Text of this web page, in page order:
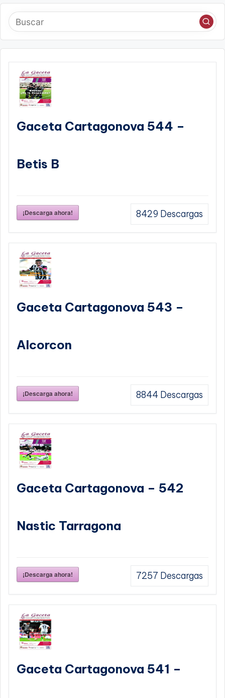
Gaceta Cartagonova 544 –
Betis B
¡Descarga ahora! 8429 Descargas
Gaceta Cartagonova 543 –
Alcorcon
¡Descarga ahora! 8844 Descargas
Gaceta Cartagonova – 542
Nastic Tarragona
¡Descarga ahora! 7257 Descargas
Gaceta Cartagonova 541 –